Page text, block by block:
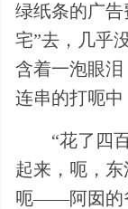
绿纸条的广
宅”去，几乎
含着一泡眼
连串的打呃中
“花了四
起来，呃，东
呃——阿囡的